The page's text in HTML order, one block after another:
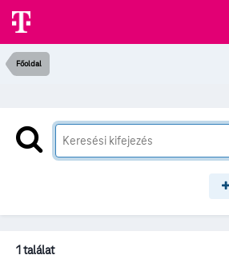
Főoldal
1 találat